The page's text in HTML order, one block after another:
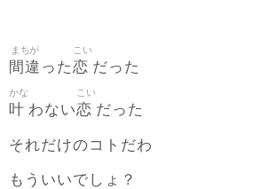
間違
まちが
った恋
こい
だった
叶
かな
わない恋
こい
だった
それだけのコトだわ
もういいでしょ？